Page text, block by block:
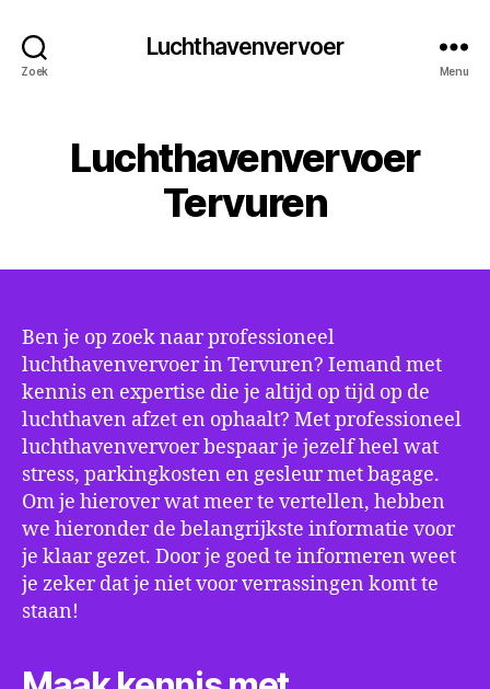
Zoek
Luchthavenvervoer
Menu
Luchthavenvervoer
Tervuren
Ben je op zoek naar professioneel
luchthavenvervoer in Tervuren? Iemand met
kennis en expertise die je altijd op tijd op de
luchthaven afzet en ophaalt? Met professioneel
luchthavenvervoer bespaar je jezelf heel wat
stress, parkingkosten en gesleur met bagage.
Om je hierover wat meer te vertellen, hebben
we hieronder de belangrijkste informatie voor
je klaar gezet. Door je goed te informeren weet
je zeker dat je niet voor verrassingen komt te
staan!